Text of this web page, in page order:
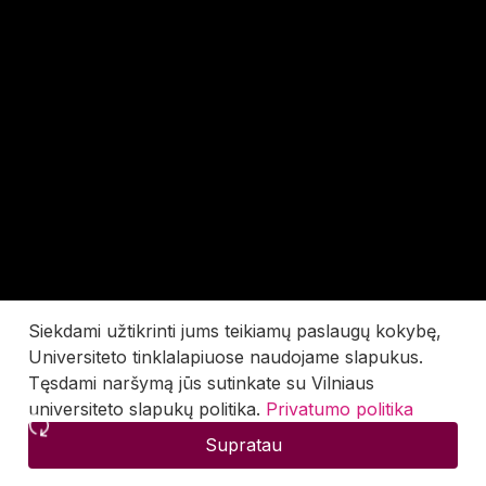
Siekdami užtikrinti jums teikiamų paslaugų kokybę,
Universiteto tinklalapiuose naudojame slapukus.
Tęsdami naršymą jūs sutinkate su Vilniaus
universiteto slapukų politika. Privatumo politika
Supratau